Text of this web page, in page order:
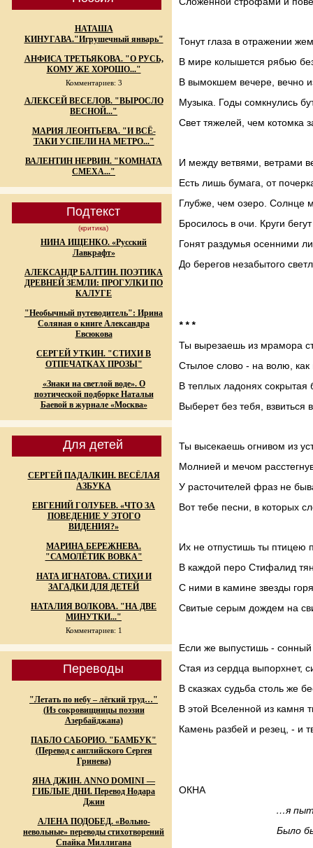
НАТАША
КИНУГАВА."Игрушечный январь"
АНФИСА ТРЕТЬЯКОВА. "О РУСЬ,
КОМУ ЖЕ ХОРОШО..."
Комментариев: 3
АЛЕКСЕЙ ВЕСЕЛОВ. "ВЫРОСЛО
ВЕСНОЙ..."
МАРИЯ ЛЕОНТЬЕВА. "И ВСЁ-
ТАКИ УСПЕЛИ НА МЕТРО..."
ВАЛЕНТИН НЕРВИН. "КОМНАТА
СМЕХА..."
Подтекст
(критика)
НИНА ИЩЕНКО. «Русский
Лавкрафт»
АЛЕКСАНДР БАЛТИН. ПОЭТИКА
ДРЕВНЕЙ ЗЕМЛИ: ПРОГУЛКИ ПО
КАЛУГЕ
"Необычный путеводитель": Ирина
Соляная о книге Александра
Евсюкова
СЕРГЕЙ УТКИН. "СТИХИ В
ОТПЕЧАТКАХ ПРОЗЫ"
«Знаки на светлой воде». О
поэтической подборке Натальи
Баевой в журнале «Москва»
Для детей
СЕРГЕЙ ПАДАЛКИН. ВЕСЁЛАЯ
АЗБУКА
ЕВГЕНИЙ ГОЛУБЕВ. «ЧТО ЗА
ПОВЕДЕНИЕ У ЭТОГО
ВИДЕНИЯ?»
МАРИНА БЕРЕЖНЕВА.
"САМОЛЁТИК ВОВКА"
НАТА ИГНАТОВА. СТИХИ И
ЗАГАДКИ ДЛЯ ДЕТЕЙ
НАТАЛИЯ ВОЛКОВА. "НА ДВЕ
МИНУТКИ..."
Комментариев: 1
Переводы
"Летать по небу – лёгкий труд…"
(Из сокровищницы поэзии
Азербайджана)
ПАБЛО САБОРИО. "БАМБУК"
(Перевод с английского Сергея
Гринева)
ЯНА ДЖИН. ANNO DOMINI —
ГИБЛЫЕ ДНИ. Перевод Нодара
Джин
АЛЕНА ПОДОБЕД. «Вольно-
невольные» переводы стихотворений
Спайка Миллигана
Тонут глаза в отражении
В мире колышется рябью
В вымокшем вечере, вечно
Музыка. Годы сомкнулись
Свет тяжелей, чем котомка
И между ветвями, ветрами
Есть лишь бумага, от
Глубже, чем озеро. Солнце
Бросилось в очи. Круги
Гонят раздумья осенними
До берегов незабытого
* * *
Ты вырезаешь из мрамора
Стылое слово - на волю,
В теплых ладонях сокрытая
Выберет без тебя, взвиться
Ты высекаешь огнивом из
Молнией и мечом
У расточителей фраз не
Вот тебе песни, в которых
Их не отпустишь ты птицею
В каждой перо Стифалид
С ними в камине звезды
Свитые серым дождем на
Если же выпустишь - сонный
Стая из сердца выпорхнет,
В сказках судьба столь же
В этой Вселенной из камня
Камень разбей и резец, - и
ОКНА
…я
Было